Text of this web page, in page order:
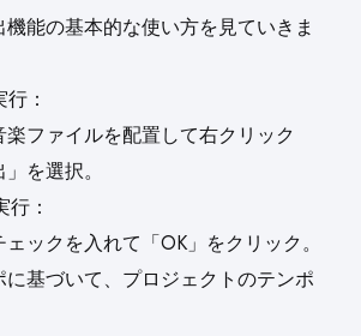
機能の基本的な使い方を見ていきま
：
ファイルを配置して右クリック
を選択。
：
ックを入れて「OK」をクリック。
基づいて、プロジェクトのテンポ